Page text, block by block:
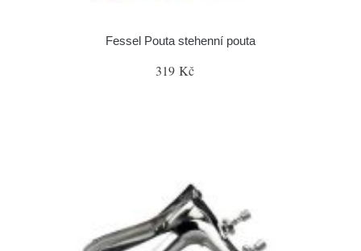
Fessel Pouta stehenní pouta
319 Kč